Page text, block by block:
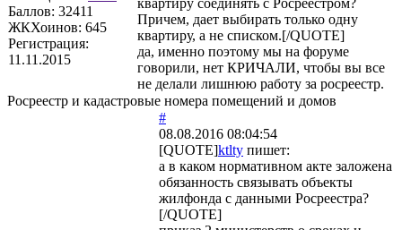
Баллов: 32411
ЖКХоинов: 645
Регистрация:
11.11.2015
Причем, дает выбирать только одну
квартиру, а не списком.[/QUOTE]
да, именно поэтому мы на форуме
говорили, нет КРИЧАЛИ, чтобы вы все
не делали лишнюю работу за росреестр.
Росреестр и кадастровые номера помещений и домов
#
08.08.2016 08:04:54
[QUOTE]ktlty пишет:
а в каком нормативном акте заложена
обязанность связывать объекты
жилфонда с данными Росреестра?
[/QUOTE]